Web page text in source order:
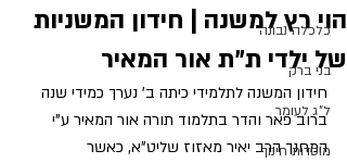
כלכלה נבונה
בני ברק
ל"ג לעומר
מוסדות חינוך
הוי רץ למשנה | חידון המשניות
של ילדי ת"ת אור המאיר
חידון המשנה לתלמידי כיתה ב' נערך כמידי שנה
ברוב פאר והדר בתלמוד תורה אור המאיר ע"י
המחנך הרב יאיר מאזוז שליט"א, כאשר